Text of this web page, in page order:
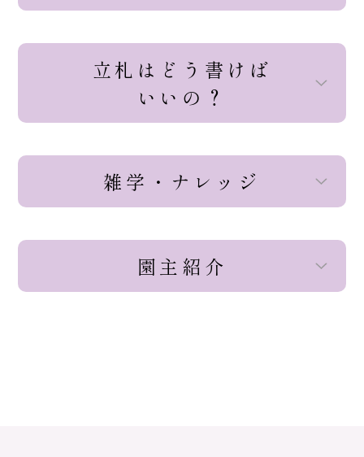
立札はどう書けば
いいの？
雑学・ナレッジ
園主紹介